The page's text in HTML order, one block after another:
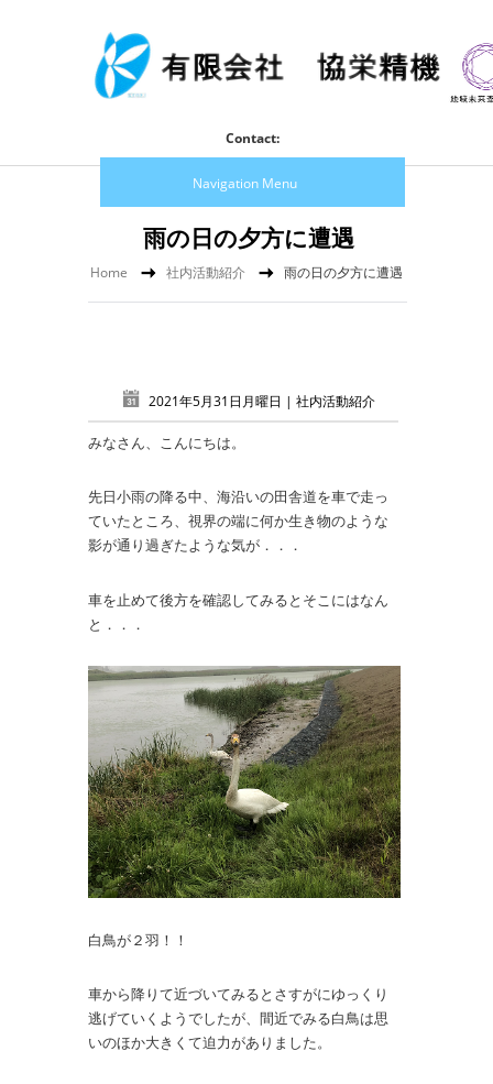
Contact:
Navigation Menu
Home 社内活動紹介 雨の日の夕方に遭遇
雨の日の夕方に遭遇
2021年5月31日月曜日 | 社内活動紹介
みなさん、こんにちは。
先日小雨の降る中、海沿いの田舎道を車で走っ
ていたところ、視界の端に何か生き物のような
影が通り過ぎたような気が．．．
車を止めて後方を確認してみるとそこにはなん
と．．．
白鳥が２羽！！
車から降りて近づいてみるとさすがにゆっくり
逃げていくようでしたが、間近でみる白鳥は思
いのほか大きくて迫力がありました。